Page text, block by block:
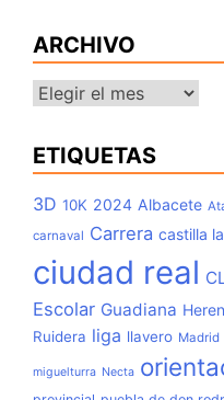
ARCHIVO
Archivo
ETIQUETAS
3D 10K 2024 Albacete
carnaval Carrera castilla
ciudad real
Escolar Guadiana
Ruidera liga llavero Madrid
miguelturra Necta